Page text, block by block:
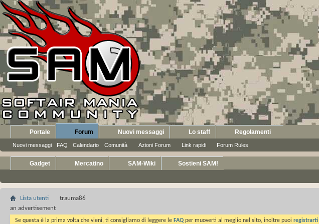
Portale Forum
Nuovi messaggi FAQ Calendario Comunità Azioni Forum Link rapidi Forum Rules
Nuovi messaggi Lo staff Regolamenti
Gadget Mercatino SAM-Wiki Sostieni SAM!
Lista utenti
trauma86
an advertisement
Se questa è la prima volta che vieni, ti consigliamo di leggere le FAQ per muoverti al meglio nel sito, inoltre puoi registrarti